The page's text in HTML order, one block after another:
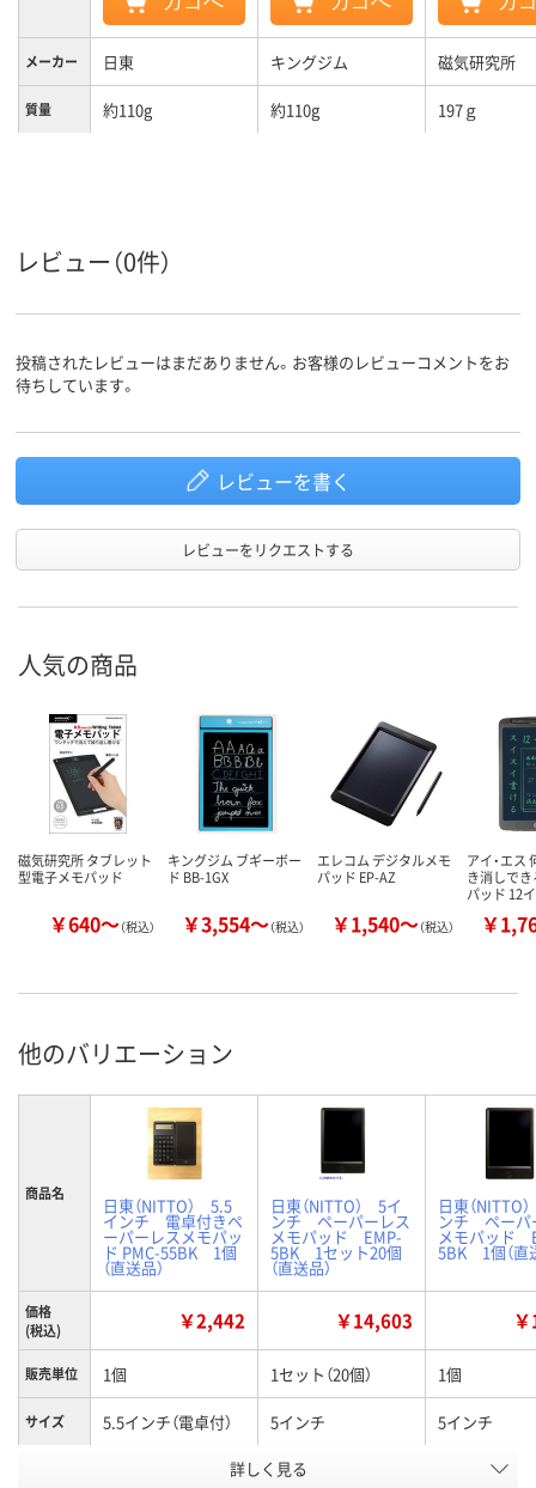
メーカー 日東 キングジム 磁気研究所
質量 約110g 約110g 197ｇ
レビュー（0件）
投稿されたレビューはまだありません。お客様のレビューコメントをお
待ちしています。
レビューを書く
レビューをリクエストする
人気の商品
磁気研究所 タブレット
型電子メモパッド
￥640～（税込）
キングジム ブギーボー
ド BB-1GX
￥3,554～（税込）
エレコム デジタルメモ
パッド EP-AZ
￥1,540～（税込）
アイ・エス
き消しで
パッド 12
￥
他のバリエーション
商品名
日東（NITTO） 5.5
インチ 電卓付きペ
ーパーレスメモパッ
ド PMC-55BK 1個
（直送品）
日東（NITTO） 5イ
ンチ ペーパーレス
メモパッド EMP-
5BK 1セット20個
（直送品）
日東（NITTO
ンチ ペーパ
メモパッド
5BK 1個（直
価格
(税込)
￥2,442 ￥14,603
販売単位 1個 1セット（20個） 1個
サイズ 5.5インチ（電卓付） 5インチ 5インチ
U880721 U880713
詳しく見る